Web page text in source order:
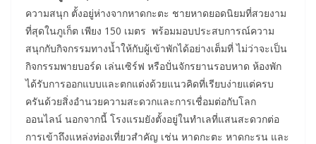
ความสนุก ตั้งอยู่ห่างจากหาดกะตะ ชายหาดยอดนิยมที่สวยงาม
ที่สุดในภูเก็ต เพียง 150 เมตร พร้อมมอบประสบการณ์ความ
สนุกกับกิจกรรมทางน้ำให้กับผู้เข้าพักได้อย่างเต็มที่ ไม่ว่าจะเป็น
กิจกรรมพายบอร์ด เล่นเซิร์ฟ หรือปั่นจักรยานรอบหาด ห้องพัก
ได้รับการออกแบบและตกแต่งด้วยแนวคิดที่เรียบง่ายแต่ครบ
ครันด้วยสิ่งอำนวยความสะดวกและการเชื่อมต่อกับโลก
ออนไลน์ นอกจากนี้ โรงแรมยังตั้งอยู่ในทำเลที่แสนสะดวกต่อ
การเข้าถึงแหล่งท่องเที่ยวสำคัญ เช่น หาดกะตะ หาดกะรน และ